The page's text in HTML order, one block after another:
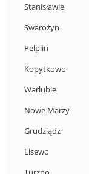
Stanisławie
Swarożyn
Pelplin
Kopytkowo
Warlubie
Nowe Marzy
Grudziądz
Lisewo